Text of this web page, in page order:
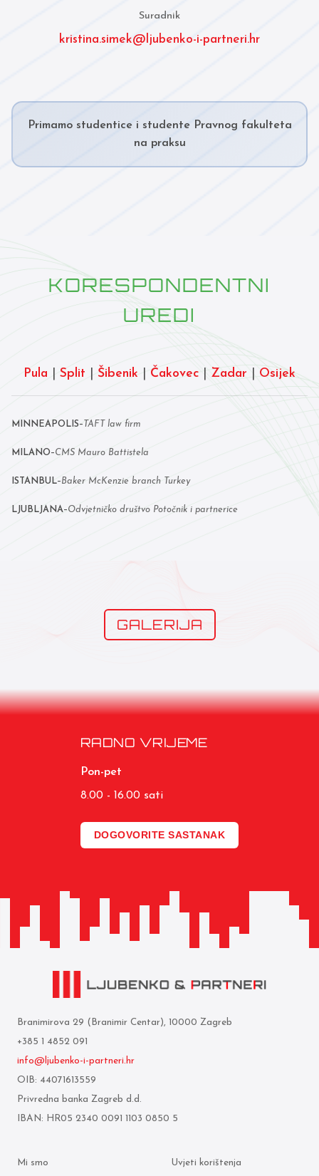
Suradnik
kristina.simek@ljubenko-i-partneri.hr
Primamo studentice i studente Pravnog fakulteta
na praksu
KORESPONDENTNI
UREDI
Pula Split Šibenik Čakovec Zadar Osijek
MINNEAPOLIS– TAFT law firm
MILANO–CMS Mauro Battistela
ISTANBUL–Baker McKenzie branch Turkey
LJUBLJANA–Odvjetničko društvo Potočnik i partnerice
GALERIJA
RADNO VRIJEME
Pon-pet
8.00 - 16.00 sati
DOGOVORITE SASTANAK
Branimirova 29 (Branimir Centar), 10000 Zagreb
+385 1 4852 091
info@ljubenko-i-partneri.hr
OIB: 44071613559
Privredna banka Zagreb d.d.
IBAN: HR05 2340 0091 1103 0850 5
Mi smo Uvjeti korištenja